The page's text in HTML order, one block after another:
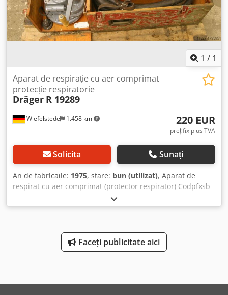
1 / 1
Wiefelstede 1.458 km
Aparat de respirație cu aer comprimat
protecție respiratorie
Dräger R 19289
220 EUR
preț fix plus TVA
Solicita Sunați
An de fabricație: 1975, stare: bun (utilizat), Aparat de
respirat cu aer comprimat (protector respirator) Codpfxsb
A H Nts Ailsrf - pompă electrică cu manivelă de urgență -
distribuitor: cu manometru - furtun - ladă - predare: în
Faceți publicitate aici